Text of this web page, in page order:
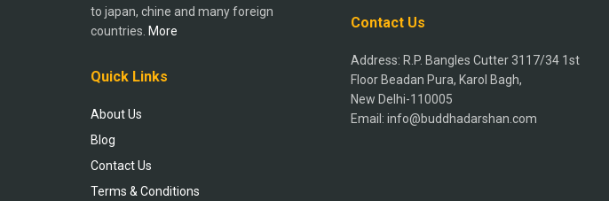
to japan, chine and many foreign
countries. More
Quick Links
About Us
Blog
Contact Us
Terms & Conditions
Contact Us
Address: R.P. Bangles Cutter 3117/34 1st
Floor Beadan Pura, Karol Bagh,
New Delhi-110005
Email: info@buddhadarshan.com